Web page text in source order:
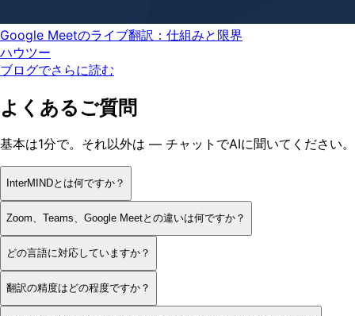
Google Meetのライブ翻訳：仕組みと限界
ハウツー
ブログでさらに読む
よくあるご質問
基本は1分で。それ以外は — チャットでAIに聞いてください。
InterMINDとは何ですか？
Zoom、Teams、Google Meetとの違いは何ですか？
どの言語に対応していますか？
翻訳の精度はどの程度ですか？